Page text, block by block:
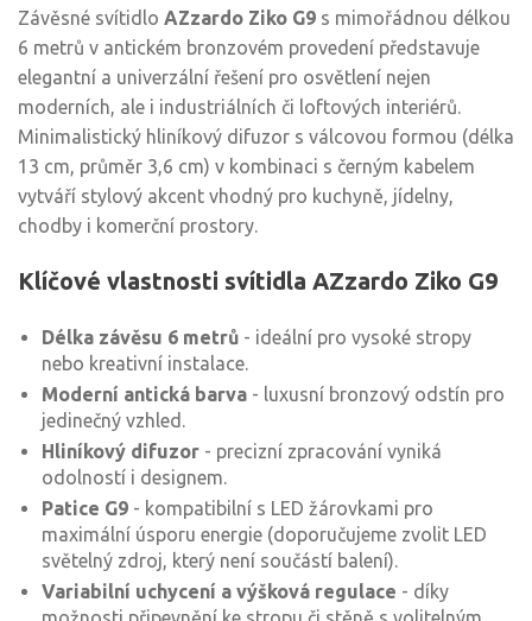
Závěsné svítidlo AZzardo Ziko G9 s mimořádnou délkou
6 metrů v antickém bronzovém provedení představuje
elegantní a univerzální řešení pro osvětlení nejen
moderních, ale i industriálních či loftových interiérů.
Minimalistický hliníkový difuzor s válcovou formou (délka
13 cm, průměr 3,6 cm) v kombinaci s černým kabelem
vytváří stylový akcent vhodný pro kuchyně, jídelny,
chodby i komerční prostory.
Klíčové vlastnosti svítidla AZzardo Ziko G9
Délka závěsu 6 metrů - ideální pro vysoké stropy
nebo kreativní instalace.
Moderní antická barva - luxusní bronzový odstín pro
jedinečný vzhled.
Hliníkový difuzor - precizní zpracování vyniká
odolností i designem.
Patice G9 - kompatibilní s LED žárovkami pro
maximální úsporu energie (doporučujeme zvolit LED
světelný zdroj, který není součástí balení).
Variabilní uchycení a výšková regulace - díky